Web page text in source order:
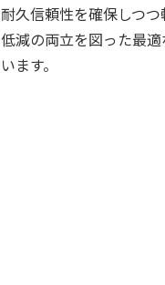
耐久信頼性を確保しつ
低減の両立を図った最
います。